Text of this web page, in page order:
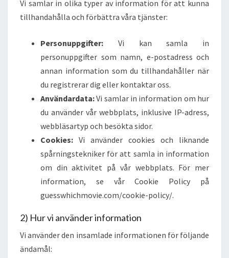
Vi samlar in olika typer av information för att kunna
tillhandahålla och förbättra våra tjänster:
Personuppgifter: Vi kan samla in
personuppgifter som namn, e-postadress och
annan information som du tillhandahåller när
du registrerar dig eller kontaktar oss.
Användardata:Vi samlar in information om hur
du använder vår webbplats, inklusive IP-adress,
webbläsartyp och besökta sidor.
Cookies: Vi använder cookies och liknande
spårningstekniker för att samla in information
om din aktivitet på vår webbplats. För mer
information, se vår Cookie Policy på
guesswhichmovie.com/cookie-policy/.
2) Hur vi använder information
Vi använder den insamlade informationen för följande
ändamål: